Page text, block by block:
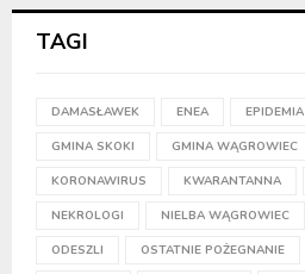
TAGI
DAMASŁAWEK ENEA EPIDEMIA
GMINA SKOKI GMINA WĄGROWIEC
KORONAWIRUS KWARANTANNA
NEKROLOGI NIELBA WĄGROWIEC
ODESZLI OSTATNIE POŻEGNANIE